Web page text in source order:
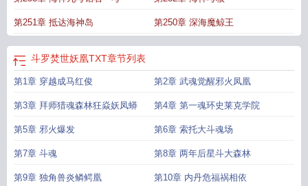
第251章 抵达海神岛 第250章 深海魔鲸王
斗罗焚世妖凰TXT章节列表
第1章 穿越成马红俊 第2章 武魂觉醒邪火凤凰
第3章 拜师猎魂森林狂焱妖凤蟒 第4章 第一魂环史莱克学院
第5章 邪火爆发 第6章 索托大斗魂场
第7章 斗魂 第8章 两年后星斗大森林
第9章 独角兽炎鳞鳄凰 第10章 内丹危福祸相依